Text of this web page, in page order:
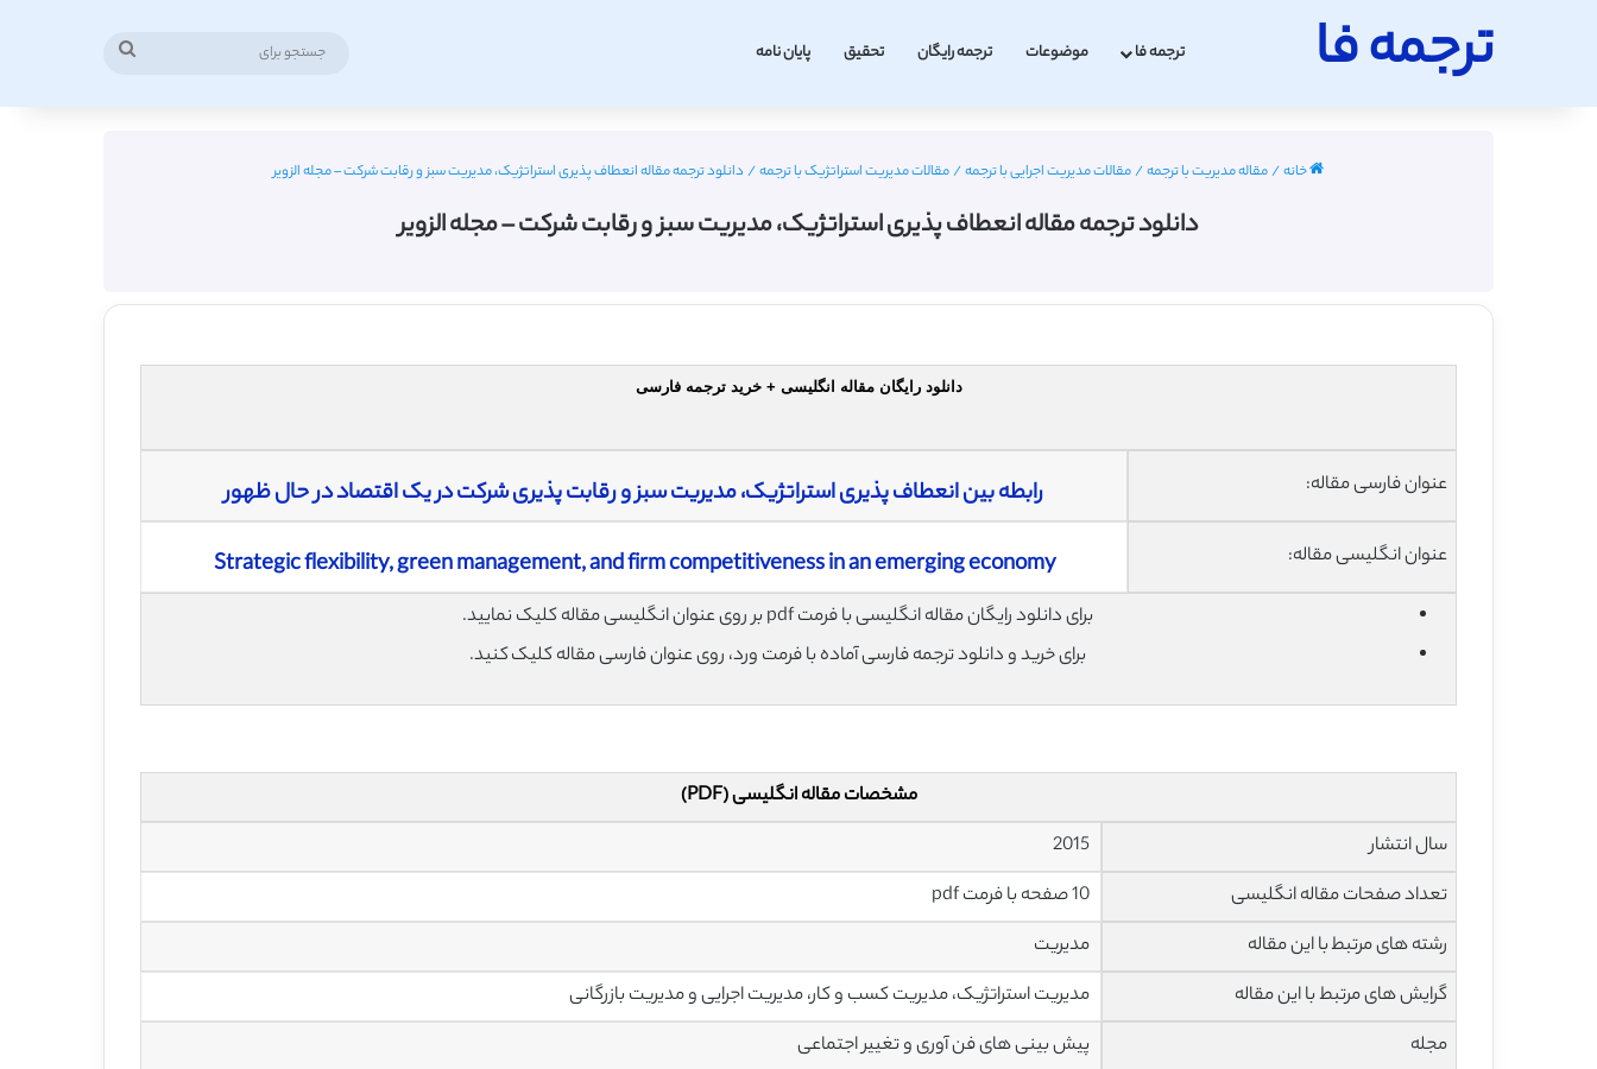
ترجمه فا ترجمه فا موضوعات ترجمه رایگان تحقیق پایان نامه
خانه/مقاله مدیریت با ترجمه/مقالات مدیریت اجرایی با ترجمه/مقالات مدیریت استراتژیک با ترجمه/ دانلود ترجمه مقاله انعطاف پذیری استراتژیک، مدیریت سبز و رقابت شرکت – مجله الزویر
دانلود ترجمه مقاله انعطاف پذیری استراتژیک، مدیریت سبز و رقابت شرکت – مجله الزویر
دانلود رایگان مقاله انگلیسی + خرید ترجمه فارسی
عنوان فارسی مقاله: رابطه بین انعطاف پذیری استراتژیک، مدیریت سبز و رقابت پذیری شرکت در یک اقتصاد در حال ظهور
عنوان انگلیسی مقاله: Strategic flexibility, green management, and firm competitiveness in an emerging economy
برای دانلود رایگان مقاله انگلیسی با فرمت pdf بر روی عنوان انگلیسی مقاله کلیک نمایید.
برای خرید و دانلود ترجمه فارسی آماده با فرمت ورد، روی عنوان فارسی مقاله کلیک کنید.
مشخصات مقاله انگلیسی (PDF)
سال انتشار
تعداد صفحات مقاله انگلیسی
رشته های مرتبط با این مقاله
مدیریت
گرایش های مرتبط با این مقاله
مدیریت استراتژیک، مدیریت کسب و کار، مدیریت اجرایی و مدیریت بازرگانی
مجله
پیش بینی های فن آوری و تغییر اجتماعی